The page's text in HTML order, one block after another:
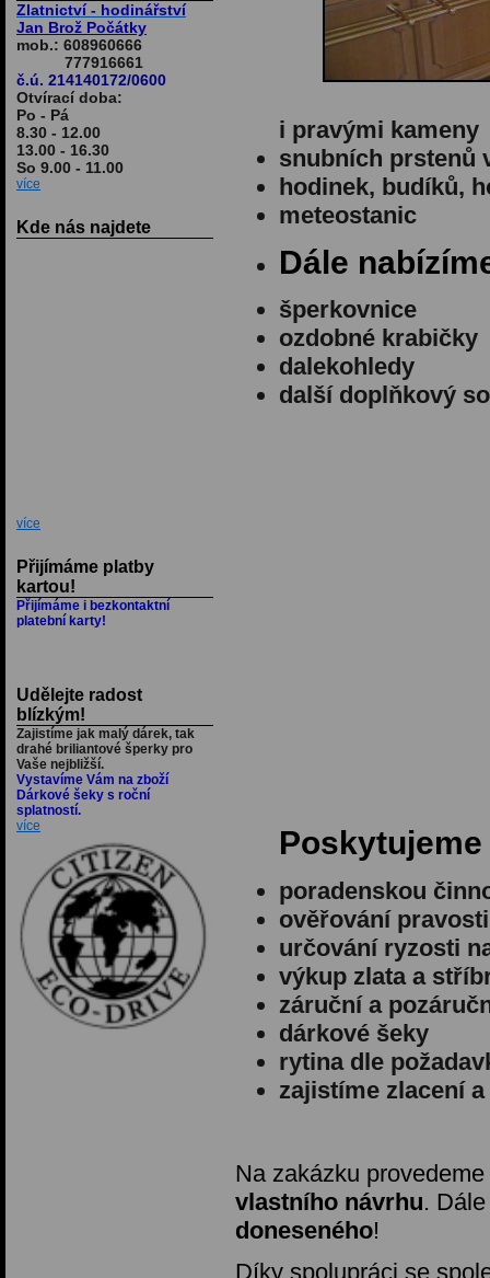
Zlatnictví - hodinářství
Jan Brož Počátky
mob.: 608960666
777916661
č.ú. 214140172/0600
Otvírací doba:
Po - Pá
8.30 - 12.00
13.00 - 16.30
So 9.00 - 11.00
více
Kde nás najdete
více
Přijímáme platby
kartou!
Přijímáme i bezkontaktní
platební karty!
Udělejte radost
blízkým!
Zajistíme jak malý dárek, tak
drahé briliantové šperky pro
Vaše nejbližší.
Vystavíme Vám na zboží
Dárkové šeky s roční
splatností.
více
i pravými kameny
snubních prstenů
hodinek, budíků,
meteostanic
Dále
šperkovnice
ozdobné krabičky
dalekohledy
další doplňkový
Poskytujeme
poradenskou
ověřování
určování ryzosti
výkup zlata a
záruční a
dárkové šeky
rytina dle
zajistíme zlacení
Na zakázku provedeme
vlastního návrhu.
doneseného!
Díky spolupráci se